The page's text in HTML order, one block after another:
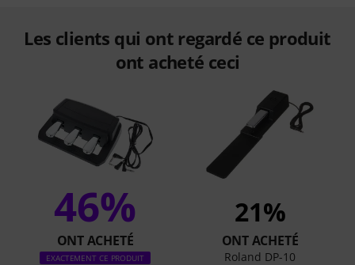
Les clients qui ont regardé ce produit
ont acheté ceci
46%
ONT ACHETÉ
EXACTEMENT CE PRODUIT
21%
ONT ACHETÉ
Roland DP-10